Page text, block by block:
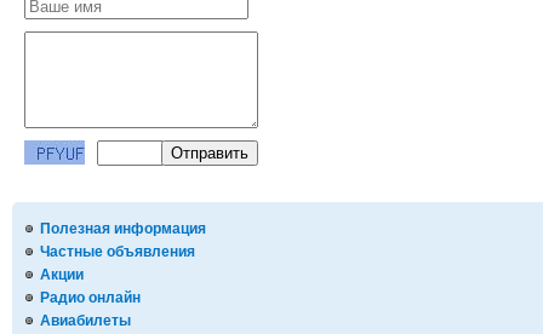
Полезная информация
Частные объявления
Акции
Радио онлайн
Авиабилеты